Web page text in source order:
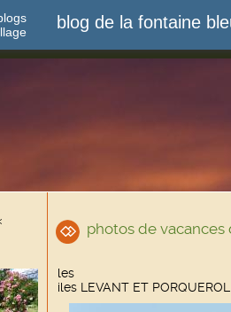
blog de la fontaine
photos de vacances
les
iles LEVANT ET